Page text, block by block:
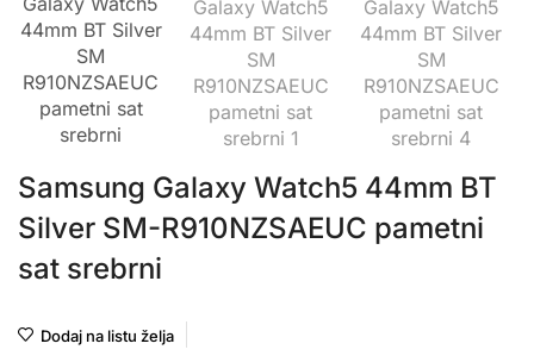
Samsung Galaxy Watch5 44mm BT
Silver SM-R910NZSAEUC pametni
sat srebrni
Dodaj na listu želja